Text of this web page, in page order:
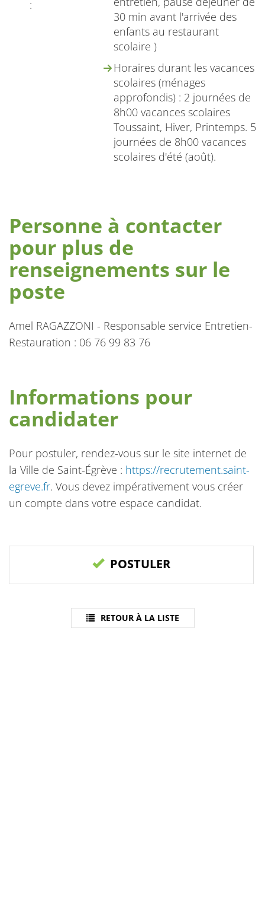
:
30 min avant l'arrivée des
enfants au restaurant
scolaire )
Horaires durant les vacances
scolaires (ménages
approfondis) : 2 journées de
8h00 vacances scolaires
Toussaint, Hiver, Printemps. 5
journées de 8h00 vacances
scolaires d'été (août).
Personne à contacter
pour plus de
renseignements sur le
poste
Amel RAGAZZONI - Responsable service Entretien-
Restauration : 06 76 99 83 76
Informations pour
candidater
Pour postuler, rendez-vous sur le site internet de
la Ville de Saint-Égrève : https://recrutement.saint-
egreve.fr. Vous devez impérativement vous créer
un compte dans votre espace candidat.
POSTULER
RETOUR À LA LISTE